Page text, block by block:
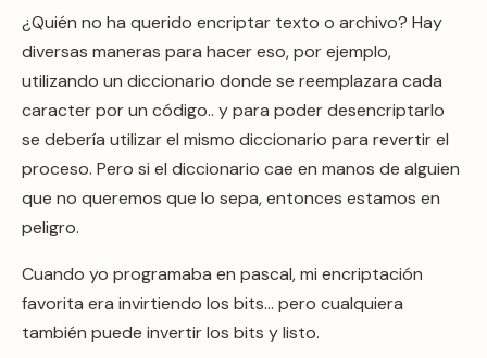
¿Quién no ha querido encriptar texto o archivo? Hay
diversas maneras para hacer eso, por ejemplo,
utilizando un diccionario donde se reemplazara cada
caracter por un código.. y para poder desencriptarlo
se debería utilizar el mismo diccionario para revertir el
proceso. Pero si el diccionario cae en manos de alguien
que no queremos que lo sepa, entonces estamos en
peligro.
Cuando yo programaba en pascal, mi encriptación
favorita era invirtiendo los bits… pero cualquiera
también puede invertir los bits y listo.